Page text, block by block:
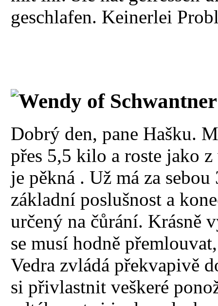
geschlafen. Keinerlei
Wendy of
Dobrý den, pane Hašku.
přes 5,5 kilo a roste jako
je pěkná . Už má za
základní poslušnost a
určený na čůrání. Krásně
se musí hodně
Vedra zvládá překvapivě
si přivlastnit veškeré